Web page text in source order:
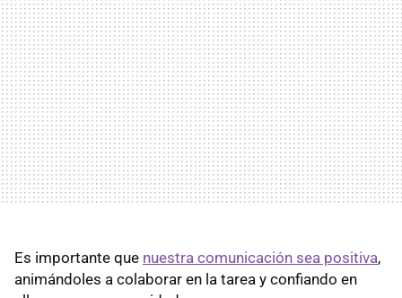
Es importante que nuestra comunicación sea positiva,
animándoles a colaborar en la tarea y confiando en